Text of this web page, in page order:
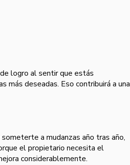
logro al sentir que estás
más deseadas. Eso contribuirá a una
a mudanzas año tras año,
el propietario necesita el
considerablemente.